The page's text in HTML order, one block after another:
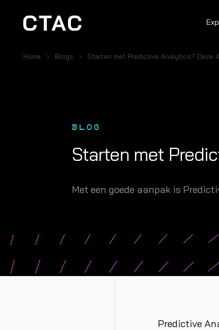
Home Blogs Starten met Predictive Analytics? Deze
BLOG
Starten met
Met een goede aanpak is
Predictive